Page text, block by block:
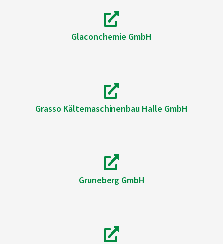
Glaconchemie GmbH
Grasso Kältemaschinenbau Halle GmbH
Gruneberg GmbH